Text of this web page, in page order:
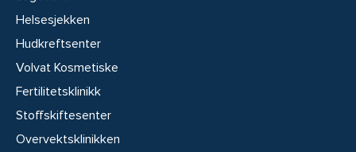
Helsesjekken
Hudkreftsenter
Volvat Kosmetiske
Fertilitetsklinikk
Stoffskiftesenter
Overvektsklinikken